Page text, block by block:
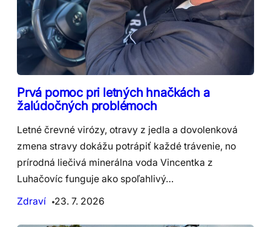
Prvá pomoc pri letných hnačkách a
žalúdočných problémoch
Letné črevné virózy, otravy z jedla a dovolenková
zmena stravy dokážu potrápiť každé trávenie, no
prírodná liečivá minerálna voda Vincentka z
Luhačovíc funguje ako spoľahlivý…
Zdraví
23. 7. 2026